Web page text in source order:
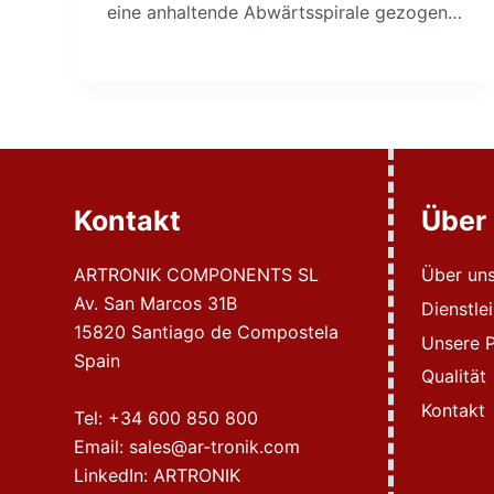
eine anhaltende Abwärtsspirale gezogen…
Kontakt
ARTRONIK COMPONENTS SL
Av. San Marcos 31B
15820 Santiago de Compostela
Spain
Tel: +34 600 850 800
Email: sales@ar-tronik.com
LinkedIn:ARTRONIK
Über
Unsere
Qualität
Kontakt